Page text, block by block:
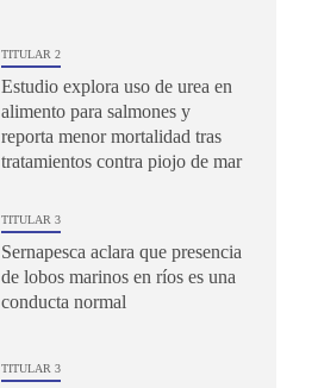
TITULAR 2
Estudio explora uso de urea en
alimento para salmones y
reporta menor mortalidad tras
tratamientos contra piojo de mar
TITULAR 3
Sernapesca aclara que presencia
de lobos marinos en ríos es una
conducta normal
TITULAR 3